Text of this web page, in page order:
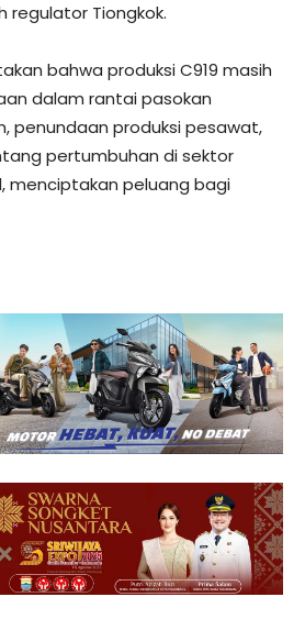
regulator Tiongkok.
bahwa produksi C919 masih
dalam rantai pasokan
penundaan produksi pesawat,
pertumbuhan di sektor
menciptakan peluang bagi